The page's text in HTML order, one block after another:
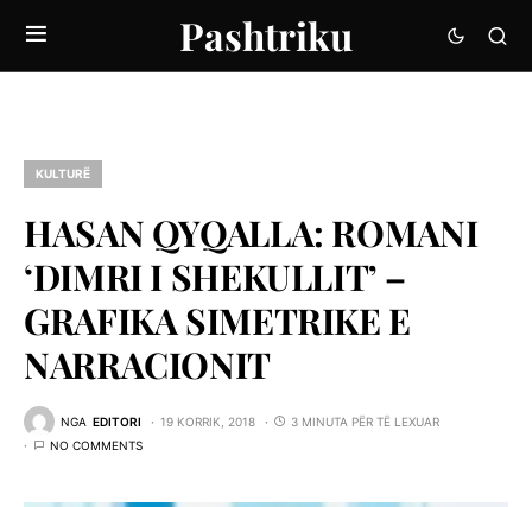
Pashtriku
KULTURË
HASAN QYQALLA: ROMANI
‘DIMRI I SHEKULLIT’ –
GRAFIKA SIMETRIKE E
NARRACIONIT
NGA EDITORI 19 KORRIK, 2018
3 MINUTA PËR TË LEXUAR
NO COMMENTS